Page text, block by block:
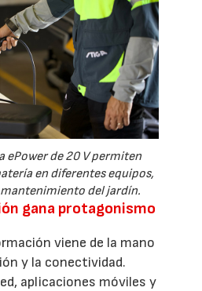
ePower de 20 V permiten
en diferentes equipos,
del jardín.
gana protagonismo
viene de la mano
y la conectividad.
aplicaciones móviles y